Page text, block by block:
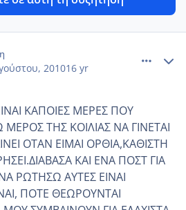
201016 yr
ΚΑΠΟΙΕΣ ΜΕΡΕΣ ΠΟΥ
ΤΗΣ ΚΟΙΛΙΑΣ ΝΑ ΓΙΝΕΤΑΙ
ΟΤΑΝ ΕΙΜΑΙ ΟΡΘΙΑ,ΚΑΘΙΣΤΗ
ΚΑΙ ΕΝΑ ΠΟΣΤ ΓΙΑ
ΡΩΤΗΣΩ ΑΥΤΕΣ ΕΙΝΑΙ
ΠΟΤΕ ΘΕΩΡΟΥΝΤΑΙ